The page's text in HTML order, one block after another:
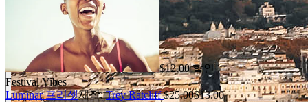
$12.00 할인
Festival Vibes
Luminar 프리셋제작: Trey Ratcliff$25.00$13.00